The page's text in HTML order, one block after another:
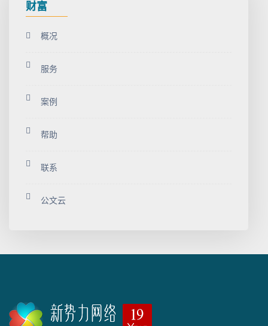
财富
概况
服务
案例
帮助
联系
公文云